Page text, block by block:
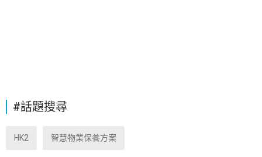
#話題搜尋
HK2 智慧物業保養方案